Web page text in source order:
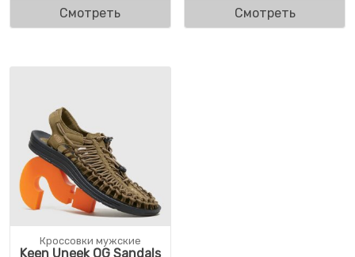
Смотреть Смотреть
Кроссовки мужские
Keen Uneek OG Sandals